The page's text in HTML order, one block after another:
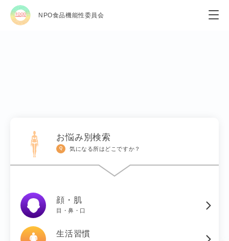
NPO食品機能性委員会
お悩み別検索
Q 気になる所はどこですか？
顔・肌
目・鼻・口
生活習慣